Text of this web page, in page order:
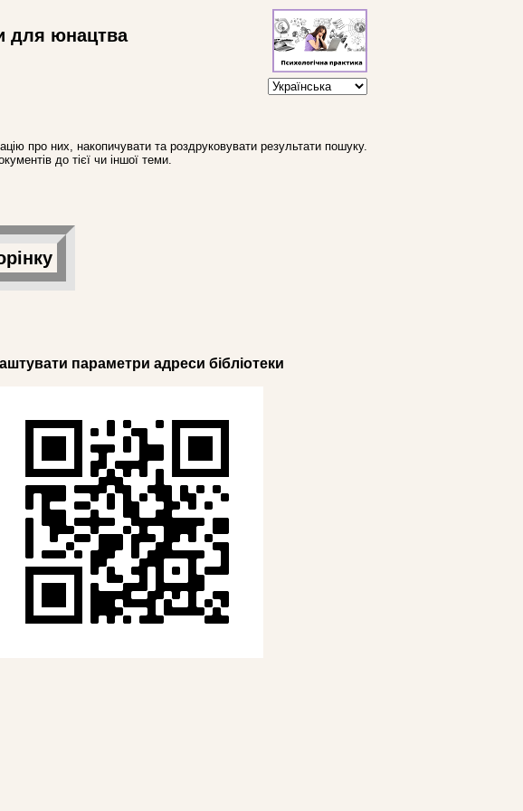
для юнацтва
про них, накопичувати та роздруковувати результати пошуку.
до тієї чи іншої теми.
параметри адреси бібліотеки